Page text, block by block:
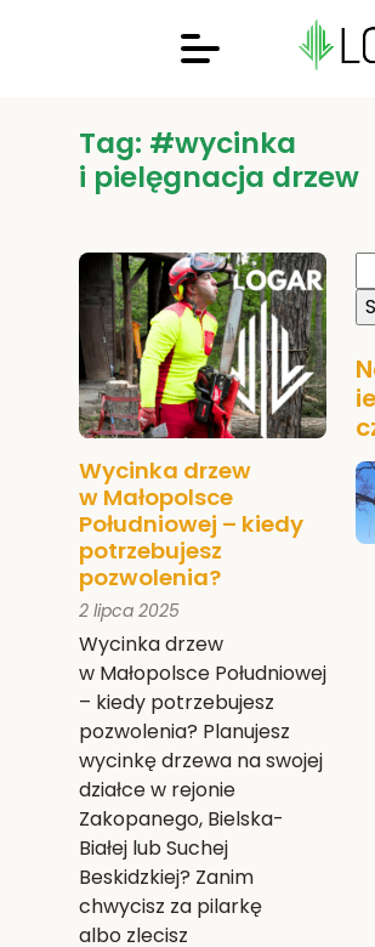
Tag: #wycinka
i pielęgnacja drzew
Wycinka drzew
w Małopolsce
Południowej – kiedy
potrzebujesz
pozwolenia?
2 lipca 2025
Wycinka drzew
w Małopolsce Południowej
– kiedy potrzebujesz
pozwolenia? Planujesz
wycinkę drzewa na swojej
działce w rejonie
Zakopanego, Bielska-
Białej lub Suchej
Beskidzkiej? Zanim
chwycisz za pilarkę
albo zlecisz